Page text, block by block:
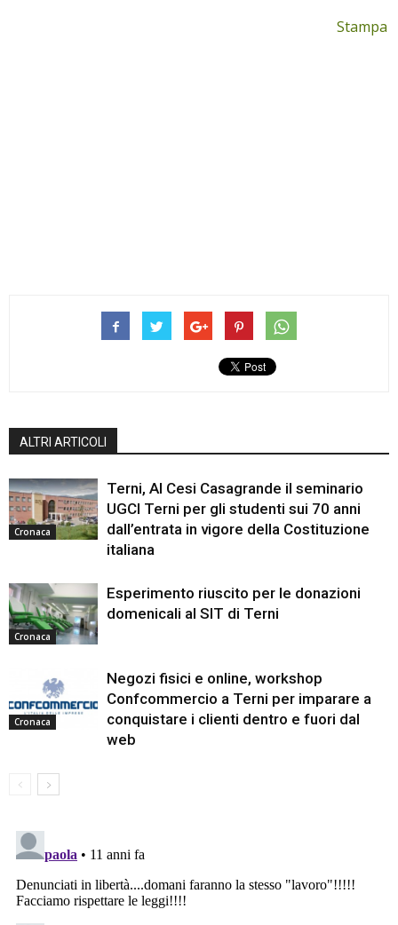
Stampa
ALTRI ARTICOLI
Cronaca
Terni, Al Cesi Casagrande il seminario
UGCI Terni per gli studenti sui 70 anni
dall’entrata in vigore della Costituzione
italiana
Cronaca
Esperimento riuscito per le donazioni
domenicali al SIT di Terni
Cronaca
Negozi fisici e online, workshop
Confcommercio a Terni per imparare a
conquistare i clienti dentro e fuori dal
web